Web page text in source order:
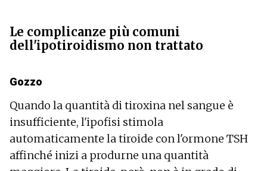
Le complicanze più comuni
dell'ipotiroidismo non trattato
Gozzo
Quando la quantità di tiroxina nel sangue è
insufficiente, l'ipofisi stimola
automaticamente la tiroide con l'ormone TSH
affinché inizi a produrne una quantità